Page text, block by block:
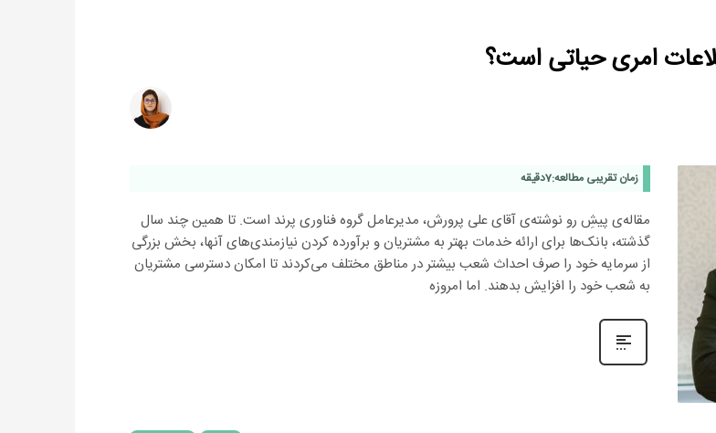
امری حیاتی است؟
زمان تقریبی مطالعه:7دقیقه
مقاله‌ی پیشِ رو نوشته‌ی آقای علی پرورش، مدیرعامل گروه فناوری پرند است. تا همین چند سال
گذشته، بانک‌ها برای ارائه خدمات بهتر به مشتریان و برآورده کردن نیازمندی‌های آنها، بخش بزرگی
از سرمایه خود را صرف احداث شعب بیشتر در مناطق مختلف می‌کردند تا امکان دسترسی مشتریان
به شعب خود را افزایش بدهند. اما امروزه